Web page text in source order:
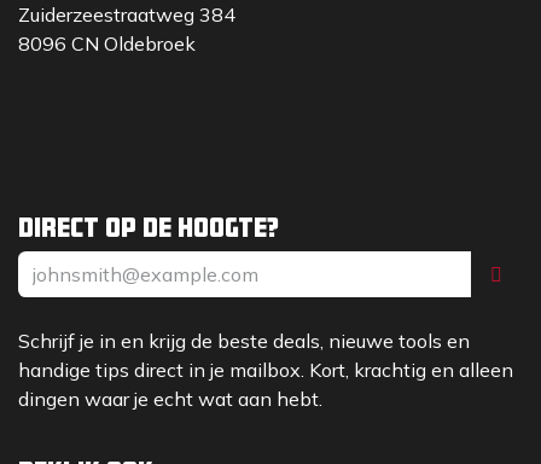
Direct op de hoogte?
Schrijf je in en krijg de beste deals, nieuwe tools en
handige tips direct in je mailbox. Kort, krachtig en alleen
dingen waar je echt wat aan hebt.
Zuiderzeestraatweg 384
8096 CN Oldebroek